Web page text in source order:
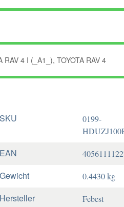
RAV 4 I (_A1_), TOYOTA RAV 4
SKU
0199-
EAN
Gewicht 0.4430 kg
Hersteller Febest